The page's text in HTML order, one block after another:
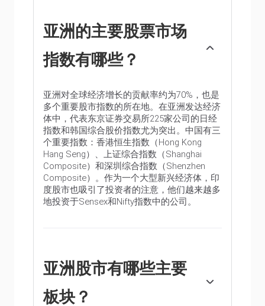
亚洲的主要股票市场
指数有哪些？
亚洲对全球经济增长的贡献率约为70%，也是
多个重要股市指数的所在地。在亚洲发达经济
体中，代表东京证券交易所225家公司的日经
指数和韩国综合股价指数尤为突出。中国有三
个重要指数：香港恒生指数（Hong Kong
Hang Seng）、上证综合指数（Shanghai
Composite）和深圳综合指数（Shenzhen
Composite）。作为一个大型新兴经济体，印
度股市也吸引了投资者的注意，他们越来越多
地投资于Sensex和Nifty指数中的公司。
亚洲股市有哪些主要
板块？